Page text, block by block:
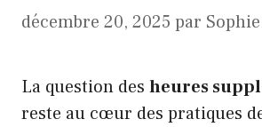
décembre 20, 2025 par
La question des heures
reste au cœur des pratiques